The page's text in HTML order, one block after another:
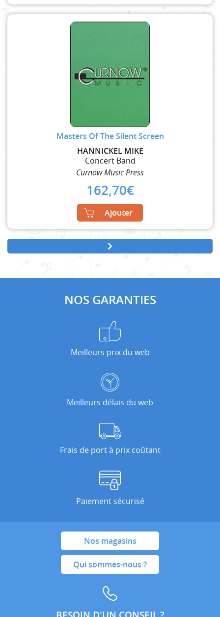
Masters Of The Silent Screen
HANNICKEL MIKE
Concert Band
Curnow Music Press
162,70€
Ajouter
NOS GARANTIES
Meilleurs prix du web
Meilleurs délais du web
Frais de port à prix coûtant
Paiement sécurisé
Nos magasins
Qui sommes-nous ?